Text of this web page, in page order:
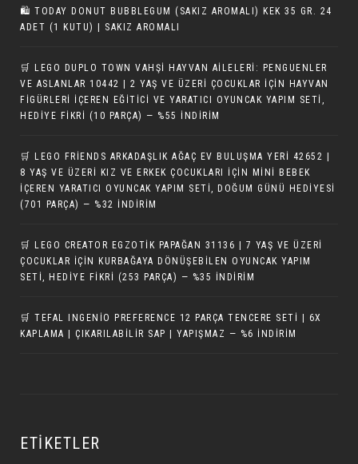
🛍️ TODAY DONUT BUBBLEGUM (SAKIZ AROMALI) KEK 35 GR. 24
ADET (1 KUTU) | SAKIZ AROMALI
🛒 LEGO DUPLO TOWN VAHŞI HAYVAN AILELERI: PENGUENLER
VE ASLANLAR 10442 | 2 YAŞ VE ÜZERI ÇOCUKLAR IÇIN HAYVAN
FIGÜRLERI İÇEREN EĞITICI VE YARATICI OYUNCAK YAPIM SETI,
HEDIYE FIKRI (10 PARÇA) — %55 İNDIRIM
🛒 LEGO FRIENDS ARKADAŞLIK AĞAÇ EV BULUŞMA YERI 42652 |
8 YAŞ VE ÜZERI KIZ VE ERKEK ÇOCUKLARI IÇIN MINI BEBEK
İÇEREN YARATICI OYUNCAK YAPIM SETI, DOĞUM GÜNÜ HEDIYESI
(701 PARÇA) — %32 İNDIRIM
🛒 LEGO CREATOR EGZOTIK PAPAĞAN 31136 | 7 YAŞ VE ÜZERI
ÇOCUKLAR IÇIN KURBAĞAYA DÖNÜŞEBILEN OYUNCAK YAPIM
SETI, HEDIYE FIKRI (253 PARÇA) — %35 İNDIRIM
🛒 TEFAL INGENIO PREFERENCE 12 PARÇA TENCERE SETI | 6X
KAPLAMA | ÇIKARILABILIR SAP | YAPIŞMAZ — %6 İNDIRIM
ETIKETLER